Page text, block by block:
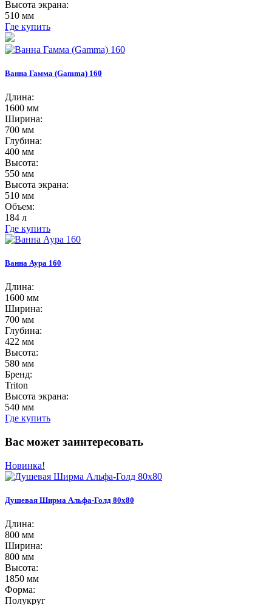
Высота экрана:
510 мм
Где купить
Ванна Гамма (Gamma) 160
Длина:
1600 мм
Ширина:
700 мм
Глубина:
400 мм
Высота:
550 мм
Высота экрана:
510 мм
Объем:
184 л
Где купить
Ванна Аура 160
Длина:
1600 мм
Ширина:
700 мм
Глубина:
422 мм
Высота:
580 мм
Бренд:
Triton
Высота экрана:
540 мм
Где купить
Вас может заинтересовать
Новинка!
Душевая Ширма Альфа-Голд 80х80
Длина:
800 мм
Ширина:
800 мм
Высота:
1850 мм
Форма:
Полукруг